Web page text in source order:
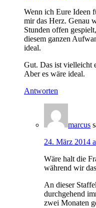
Wenn ich Eure Ideen
mir das Herz. Genau
Stunden offen
diesem ganzen
ideal.
Gut. Das ist vielleicht
Aber es wäre ideal.
Antworten
marcus
24. März 2014
Wäre halt die
während wir
An dieser
durchgehend
zwei Monaten